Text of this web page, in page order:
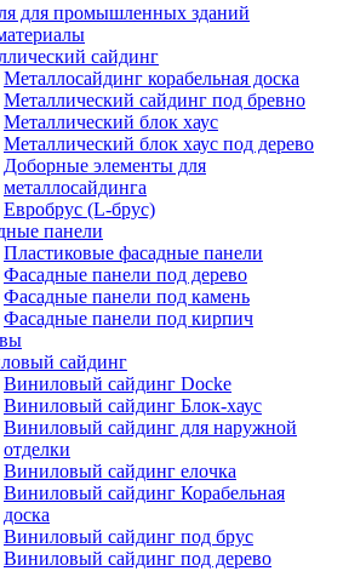
для промышленных зданий
сайдинг
Металлосайдинг корабельная доска
Металлический сайдинг под бревно
Металлический блок хаус
Металлический блок хаус под дерево
Доборные элементы для
металлосайдинга
Евробрус (L-брус)
панели
Пластиковые фасадные панели
Фасадные панели под дерево
Фасадные панели под камень
Фасадные панели под кирпич
сайдинг
Виниловый сайдинг Docke
Виниловый сайдинг Блок-хаус
Виниловый сайдинг для наружной
отделки
Виниловый сайдинг елочка
Виниловый сайдинг Корабельная
доска
Виниловый сайдинг под брус
Виниловый сайдинг под дерево